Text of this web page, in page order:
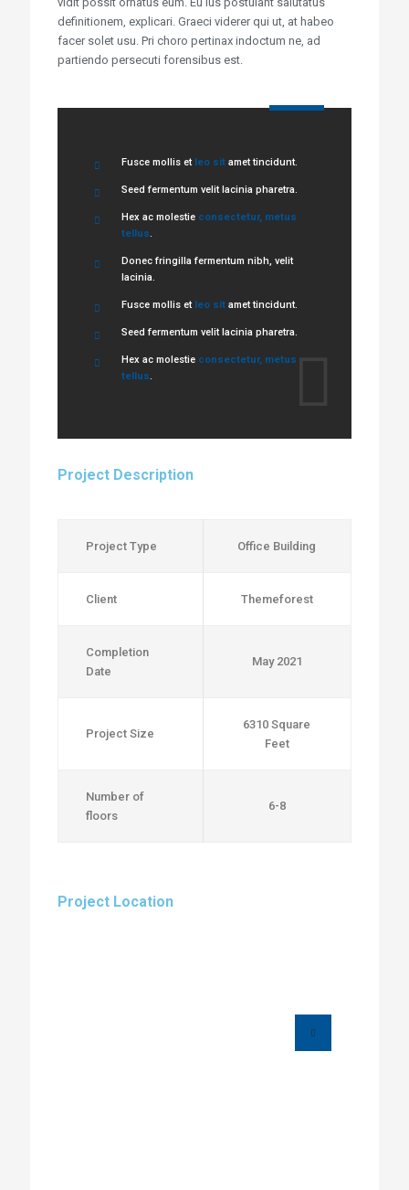
definitionem, explicari. Graeci viderer qui ut, at habeo
facer solet usu. Pri choro pertinax indoctum ne, ad
partiendo persecuti forensibus est.
Fusce mollis et leo sitamet tincidunt.
Seed fermentum velit lacinia pharetra.
Hex ac molestie consectetur, metus
tellus.
Donec fringilla fermentum nibh, velit
lacinia.
Fusce mollis et leo sitamet tincidunt.
Seed fermentum velit lacinia pharetra.
Hex ac molestie consectetur, metus
tellus.
Project Description
Project Type Office Building
Client Themeforest
Completion
Date
May 2021
Project Size
6310 Square
Feet
Number of
floors
6-8
Project Location